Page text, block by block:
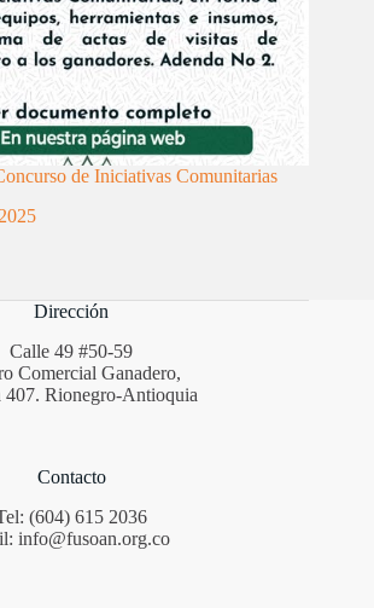
de Iniciativas Comunitarias
Dirección
Calle 49 #50-59
Comercial Ganadero,
407. Rionegro-Antioquia
Contacto
(604) 615 2036
info@fusoan.org.co